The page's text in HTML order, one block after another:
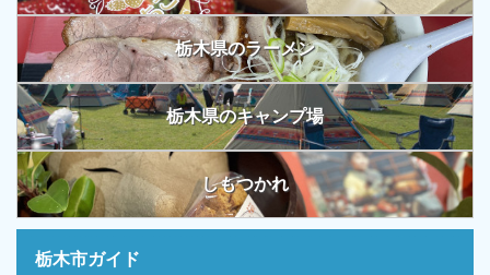
栃木県のラーメン
栃木県のキャンプ場
しもつかれ
栃木市ガイド